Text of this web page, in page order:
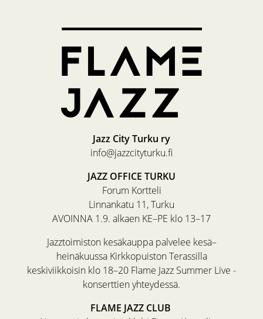
Jazz City Turku ry
info@jazzcityturku.fi
JAZZ OFFICE TURKU
Forum Kortteli
Linnankatu 11, Turku
AVOINNA 1.9. alkaen KE–PE klo 13–17
Jazztoimiston kesäkauppa palvelee kesä–
heinäkuussa Kirkkopuiston Terassilla
keskiviikkoisin klo 18–20 Flame Jazz Summer Live -
konserttien yhteydessä.
FLAME JAZZ CLUB